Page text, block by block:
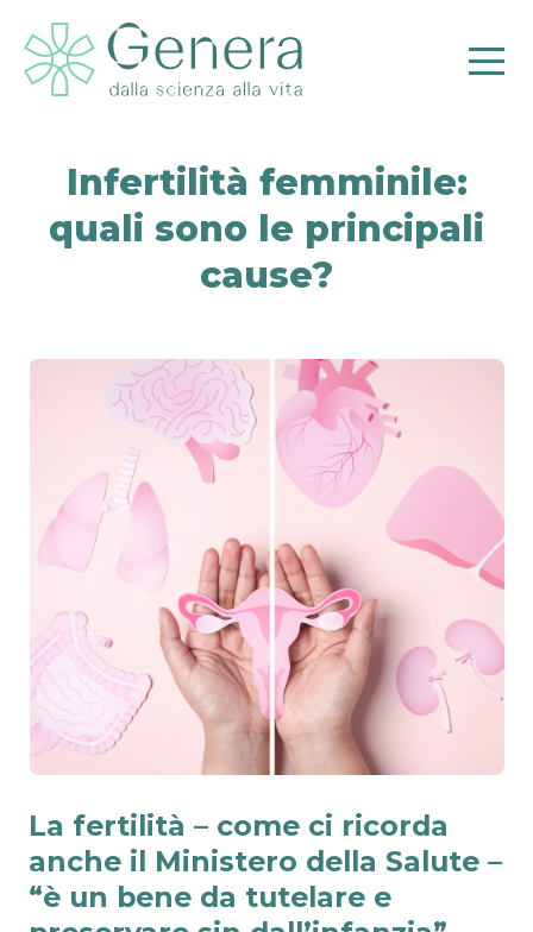
Infertilità femminile:
quali sono le principali
cause?
La fertilità – come ci ricorda
anche il Ministero della Salute –
“è un bene da tutelare e